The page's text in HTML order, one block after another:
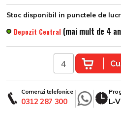
Stoc disponibil in punctele de
Depozit Central (mai mult de 4
Comenzi telefonice
0312 287 300 L-